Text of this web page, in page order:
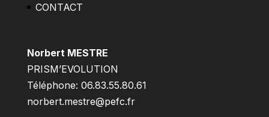
CONTACT
Norbert MESTRE
PRISM’EVOLUTION
Téléphone: 06.83.55.80.61
norbert.mestre@pefc.fr